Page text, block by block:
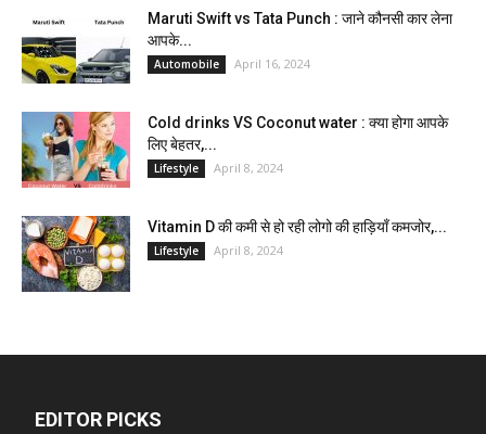
Maruti Swift vs Tata Punch : जाने कौनसी कार लेना
आपके...
Automobile April 16, 2024
Cold drinks VS Coconut water : क्या होगा आपके
लिए बेहतर,...
Lifestyle April 8, 2024
Vitamin D की कमी से हो रही लोगो की हाड़ियाँ कमजोर,...
Lifestyle April 8, 2024
EDITOR PICKS